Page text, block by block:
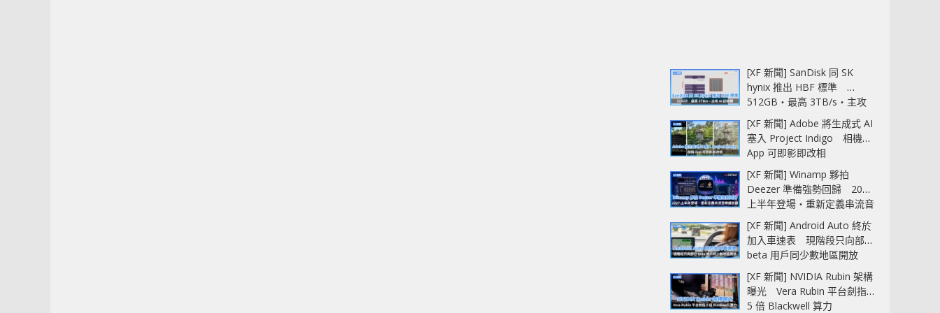
[XF 新聞] SanDisk 同 SK
hynix 推出 HBF 標準
512GB‧最高 3TB/s‧主攻
AI 記憶體
[XF 新聞] Adobe 將生成式 AI
塞入 Project Indigo 相機
App 可即影即改相
[XF 新聞] Winamp 夥拍
Deezer 準備強勢回歸 2027
上半年登場‧重新定義串流音
樂播放器
[XF 新聞] Android Auto 終於
加入車速表 現階段只向部分
beta 用戶同少數地區開放
[XF 新聞] NVIDIA Rubin 架構
曝光 Vera Rubin 平台劍指
5 倍 Blackwell 算力